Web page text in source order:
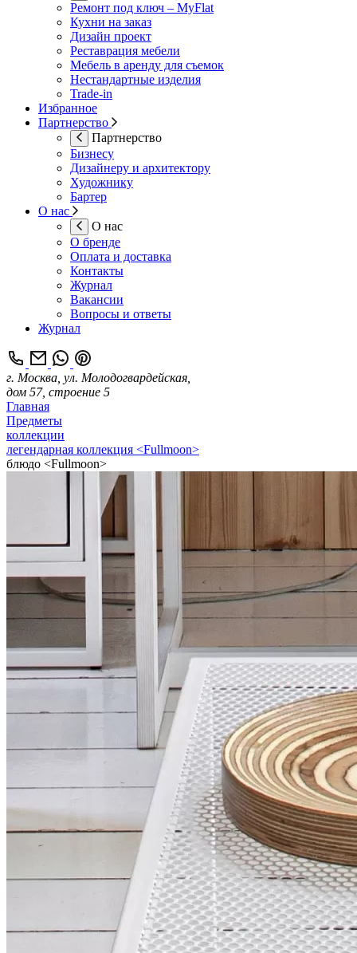
Ремонт под ключ – MyFlat
Кухни на заказ
Дизайн проект
Реставрация мебели
Мебель в аренду для съемок
Нестандартные изделия
Trade-in
Избранное
Партнерство
Партнерство
Бизнесу
Дизайнеру и архитектору
Художнику
Бартер
О нас
О нас
О бренде
Оплата и доставка
Контакты
Журнал
Вакансии
Вопросы и ответы
Журнал
г. Москва, ул. Молодогвардейская,
дом 57, строение 5
Главная
Предметы
коллекции
легендарная коллекция <Fullmoon>
блюдо <Fullmoon>